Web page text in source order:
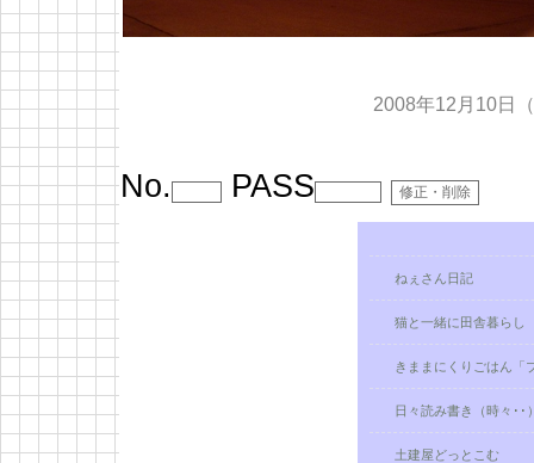
2008年12月10日
No. PASS
ねぇさん日記
猫と一緒に田舎暮らし
きままにくりごはん「
日々読み書き（時々･･
土建屋どっとこむ